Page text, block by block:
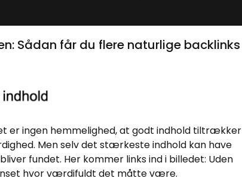
Sådan får du flere naturlige backlinks
er ingen hemmelighed, at godt indhold tiltrækker
Men selv det stærkeste indhold kan have
fundet. Her kommer links ind i billedet: Uden
hvor værdifuldt det måtte være.